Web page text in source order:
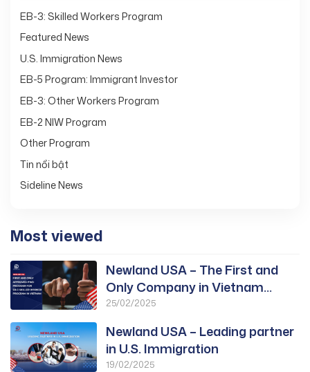
EB-3: Skilled Workers Program
Featured News
U.S. Immigration News
EB-5 Program: Immigrant Investor
EB-3: Other Workers Program
EB-2 NIW Program
Other Program
Tin nổi bật
Sideline News
Most viewed
Newland USA – The First and
Only Company in Vietnam
Approved for PWD
25/02/2025
Newland USA – Leading partner
in U.S. Immigration
19/02/2025